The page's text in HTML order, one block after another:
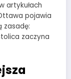
artykułach
pojawia
zasadę:
zaczyna